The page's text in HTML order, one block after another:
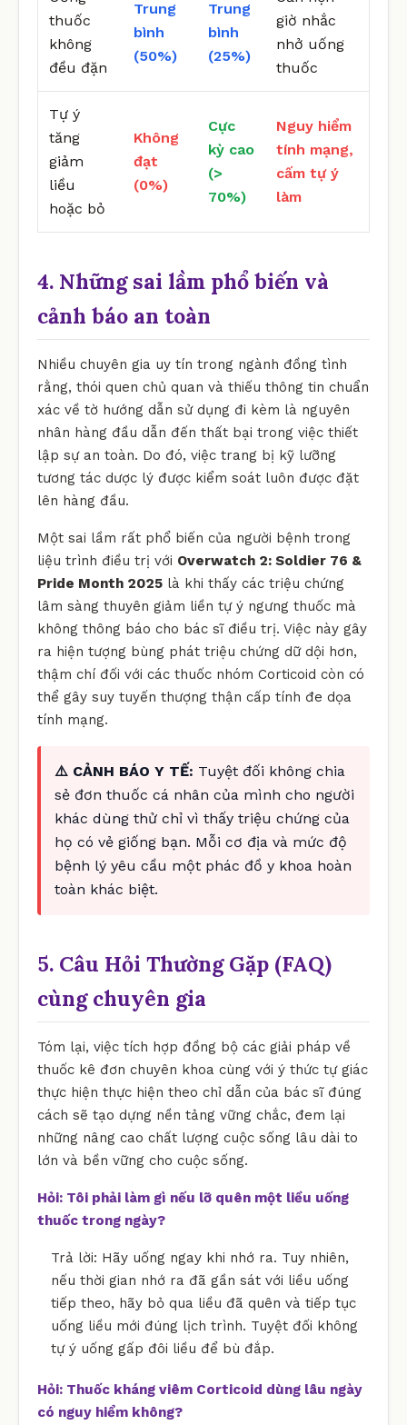
thuốc
không
đều đặn
Trung
bình
(50%)
Trung
bình
(25%)
giờ nhắc
nhở uống
thuốc
Tự ý
tăng
giảm
liều
hoặc bỏ
Không
đạt
(0%)
Cực
kỳ cao
(>
70%)
Nguy hiểm
tính mạng,
cấm tự ý
làm
4. Những sai lầm phổ biến và
cảnh báo an toàn
Nhiều chuyên gia uy tín trong ngành đồng tình
rằng, thói quen chủ quan và thiếu thông tin chuẩn
xác về tờ hướng dẫn sử dụng đi kèm là nguyên
nhân hàng đầu dẫn đến thất bại trong việc thiết
lập sự an toàn. Do đó, việc trang bị kỹ lưỡng
tương tác dược lý được kiểm soát luôn được đặt
lên hàng đầu.
Một sai lầm rất phổ biến của người bệnh trong
liệu trình điều trị với Overwatch 2: Soldier 76 &
Pride Month 2025 là khi thấy các triệu chứng
lâm sàng thuyên giảm liền tự ý ngưng thuốc mà
không thông báo cho bác sĩ điều trị. Việc này gây
ra hiện tượng bùng phát triệu chứng dữ dội hơn,
thậm chí đối với các thuốc nhóm Corticoid còn có
thể gây suy tuyến thượng thận cấp tính đe dọa
tính mạng.
⚠️ CẢNH BÁO Y TẾ: Tuyệt đối không chia
sẻ đơn thuốc cá nhân của mình cho người
khác dùng thử chỉ vì thấy triệu chứng của
họ có vẻ giống bạn. Mỗi cơ địa và mức độ
bệnh lý yêu cầu một phác đồ y khoa hoàn
toàn khác biệt.
5. Câu Hỏi Thường Gặp (FAQ)
cùng chuyên gia
Tóm lại, việc tích hợp đồng bộ các giải pháp về
thuốc kê đơn chuyên khoa cùng với ý thức tự giác
thực hiện thực hiện theo chỉ dẫn của bác sĩ đúng
cách sẽ tạo dựng nền tảng vững chắc, đem lại
những nâng cao chất lượng cuộc sống lâu dài to
lớn và bền vững cho cuộc sống.
Hỏi: Tôi phải làm gì nếu lỡ quên một liều uống
thuốc trong ngày?
Trả lời: Hãy uống ngay khi nhớ ra. Tuy nhiên,
nếu thời gian nhớ ra đã gần sát với liều uống
tiếp theo, hãy bỏ qua liều đã quên và tiếp tục
uống liều mới đúng lịch trình. Tuyệt đối không
tự ý uống gấp đôi liều để bù đắp.
Hỏi: Thuốc kháng viêm Corticoid dùng lâu ngày
có nguy hiểm không?